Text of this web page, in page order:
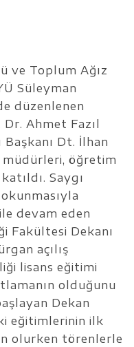
ve Toplum Ağız
Süleyman
düzenlenen
Ahmet Fazıl
Başkanı Dt. İlhan
öğretim
Saygı
devam eden
Fakültesi Dekanı
açılış
lisans eğitimi
olduğunu
Dekan
eğitimlerinin ilk
olurken törenlerle